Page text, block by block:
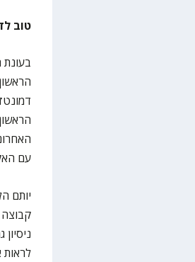
טוב
עם
יותם
לראות